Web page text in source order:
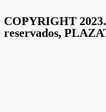
COPYRIGHT
reservados,